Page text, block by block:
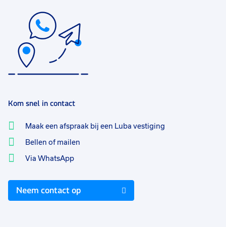
Kom snel in contact
Maak een afspraak bij een Luba vestiging
Bellen of mailen
Via WhatsApp
Neem contact op